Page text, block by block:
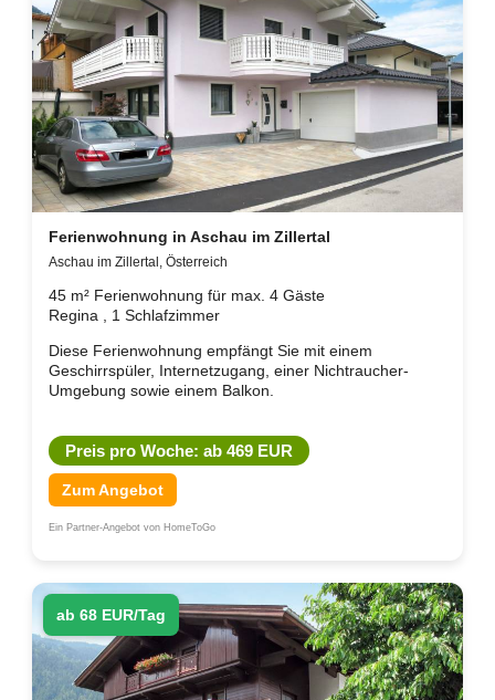
Ferienwohnung in Aschau im Zillertal
Aschau im Zillertal, Österreich
45 m² Ferienwohnung für max. 4 Gäste
Regina , 1 Schlafzimmer
Diese Ferienwohnung empfängt Sie mit einem
Geschirrspüler, Internetzugang, einer Nichtraucher-
Umgebung sowie einem Balkon.
Preis pro Woche: ab 469 EUR
Zum Angebot
Ein Partner-Angebot von HomeToGo
ab 68 EUR/Tag